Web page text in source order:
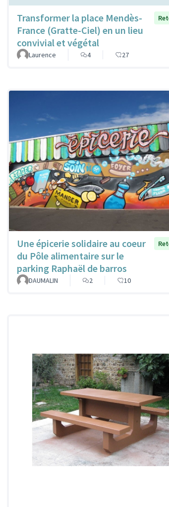
Transformer la place Mendès-
France (Gratte-Ciel) en un lieu
convivial et végétal
Laurence 4 27
Une épicerie solidaire au coeur
du Pôle alimentaire sur le
parking Raphaël de barros
DAUMALIN 2 10